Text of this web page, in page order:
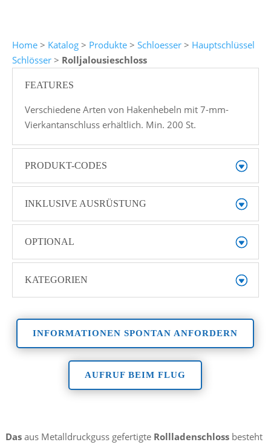
Home> Katalog> Produkte> Schloesser> Hauptschlüssel
Schlösser> Rolljalousieschloss
FEATURES
Verschiedene Arten von Hakenhebeln mit 7-mm-
Vierkantanschluss erhältlich. Min. 200 St.
PRODUKT-CODES
INKLUSIVE AUSRÜSTUNG
OPTIONAL
KATEGORIEN
INFORMATIONEN SPONTAN ANFORDERN
AUFRUF BEIM FLUG
Dasaus Metalldruckguss gefertigte Rollladenschlossbesteht